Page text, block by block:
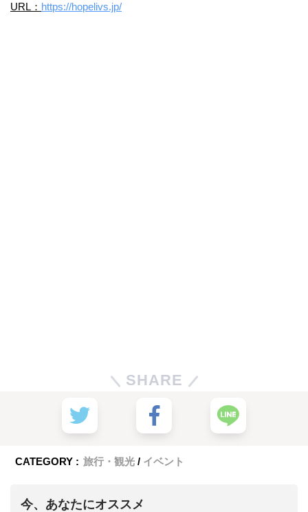
URL： https://hopelivs.jp/
SHARE
CATEGORY : 旅行・観光 イベント
今、あなたにオススメ